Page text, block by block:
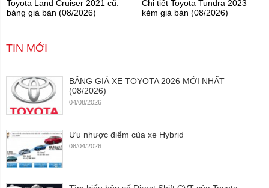
Toyota Land Cruiser 2021 cũ:
bảng giá bán (08/2026)
Chi tiết Toyota Tundra 2023
kèm giá bán (08/2026)
TIN MỚI
BẢNG GIÁ XE TOYOTA 2026 MỚI NHẤT
(08/2026)
04/08/2026
Ưu nhược điểm của xe Hybrid
08/04/2026